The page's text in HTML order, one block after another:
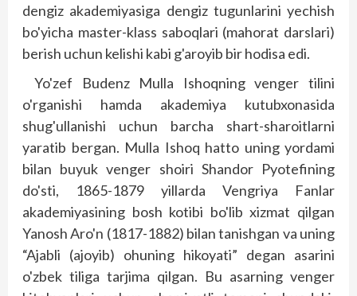
dengiz akademiyasiga dengiz tugunlarini yechish
bo'yicha master-klass saboqlari (mahorat darslari)
berish uchun kelishi kabi g'aroyib bir hodisa edi.
Yo'zef Budenz Mulla Ishoqning venger tilini
o'rganishi hamda akademiya kutubxonasida
shug'ullanishi uchun barcha shart-sharoitlarni
yaratib bergan. Mulla Ishoq hatto uning yordami
bilan buyuk venger shoiri Shandor Pyotefining
do'sti, 1865-1879 yillarda Vengriya Fanlar
akademiya­sining bosh kotibi bo'lib xizmat qilgan
Yanosh Aro'n (1817-1882) bilan tanishgan va uning
“Ajabli (ajoyib) ohuning hikoyati” degan asarini
o'zbek tiliga tarjima qilgan. Bu asarning venger